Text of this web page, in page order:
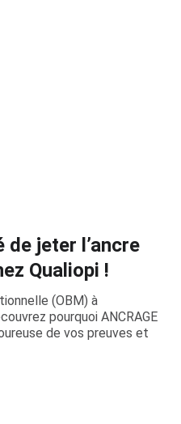
de jeter l’ancre
Qualiopi !
(OBM) à
pourquoi ANCRAGE
de vos preuves et